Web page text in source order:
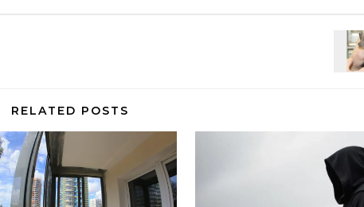
RELATED POSTS